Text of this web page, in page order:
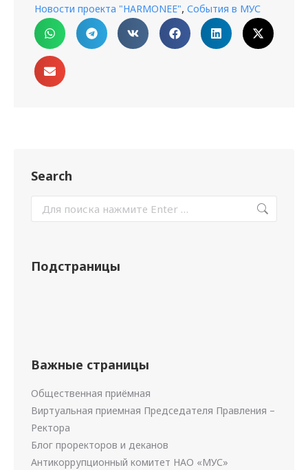
Новости проекта "HARMONEE", События в МУС
Search
Подстраницы
Важные страницы
Общественная приёмная
Виртуальная приемная Председателя Правления –
Ректора
Блог проректоров и деканов
Антикоррупционный комитет НАО «МУС»